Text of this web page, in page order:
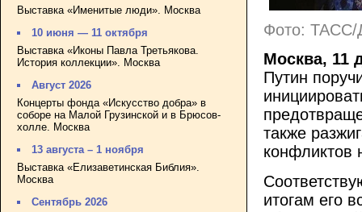
Выставка «Именитые люди». Москва
10 июня — 11 октября
Выставка «Иконы Павла Третьякова.
История коллекции». Москва
Август 2026
Концерты фонда «Искусство добра» в
соборе на Малой Грузинской и в Брюсов-
холле. Москва
13 августа – 1 ноября
Выставка «Елизаветинская Библия».
Москва
Сентябрь 2026
Фото: ТАСС/
Москва, 11
Путин
также
конфликтов
итогам его